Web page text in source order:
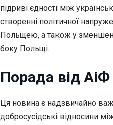
підриві єдності між
створенні політичної
Польщею, а також у
боку Польщі.
Порада від АіФ
Ця новина є надзвичайно
добросусідські відносини